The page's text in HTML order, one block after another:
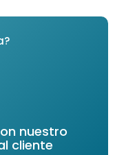
nuestro
cliente